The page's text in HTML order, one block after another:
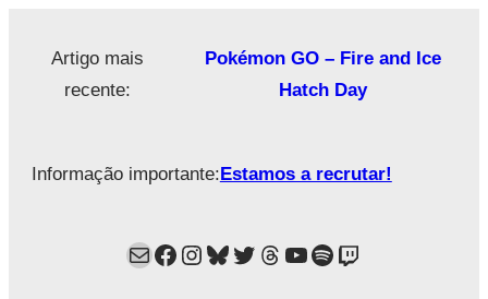
Artigo mais
recente:
Pokémon GO – Fire and Ice
Hatch Day
Informação importante:Estamos a recrutar!
MailFacebook
Instagram
Bluesky
Twitter
Estamos no Threads!
YouTube
Spotify
Twitch